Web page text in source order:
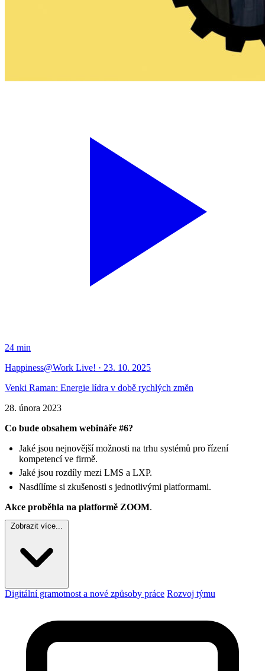
24 min
Happiness@Work Live! · 23. 10. 2025
Venki Raman: Energie lídra v době rychlých změn
28. února 2023
Co bude obsahem webináře #6?
Jaké jsou nejnovější možnosti na trhu systémů pro řízení
kompetencí ve firmě.
Jaké jsou rozdíly mezi LMS a LXP.
Nasdílíme si zkušenosti s jednotlivými platformami.
Akce proběhla na platformě ZOOM.
Zobrazit více...
Digitální gramotnost a nové způsoby práce Rozvoj týmu